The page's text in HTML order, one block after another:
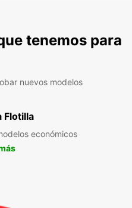
tenemos para
nuevos modelos
Flotilla
económicos